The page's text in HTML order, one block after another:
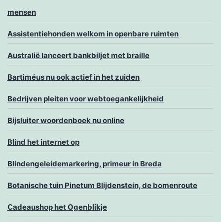
mensen
Assistentiehonden welkom in openbare ruimten
Australië lanceert bankbiljet met braille
Bartiméus nu ook actief in het zuiden
Bedrijven pleiten voor webtoegankelijkheid
Bijsluiter woordenboek nu online
Blind het internet op
Blindengeleidemarkering, primeur in Breda
Botanische tuin Pinetum Blijdenstein, de bomenroute
Cadeaushop het Ogenblikje